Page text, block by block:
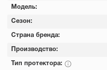
Модель:
Сезон:
Страна бренда:
Производство:
Тип протектора: